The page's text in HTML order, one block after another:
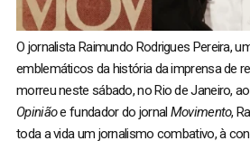
O jornalista Raimundo Rodrigues Pereira,
emblemáticos da história da imprensa de
morreu neste sábado, no Rio de Janeiro,
Opiniãoe fundador do jornal Movimento,
toda a vida um jornalismo combativo, à